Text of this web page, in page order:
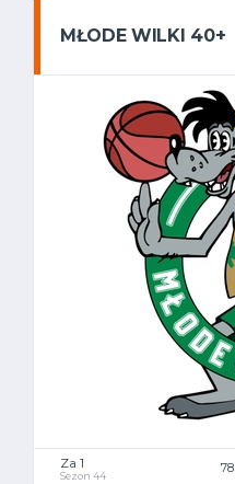
MŁODE WILKI 40+
Za 1
Sezon 44
78